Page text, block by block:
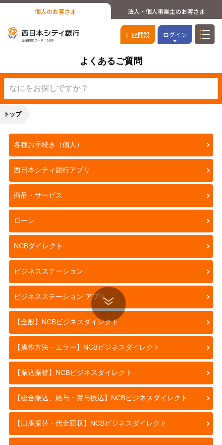
個人のお客さま 法人・個人事業主のお客さま
口座開設 ログイン
よくあるご質問
トップ
各種お手続き（個人）
西日本シティ銀行アプリ
商品・サービス
ローン
NCBダイレクト
ビジネスステーション
ビジネスステーション アプリ
【全般】NCBビジネスダイレクト
【操作方法・エラー】NCBビジネスダイレクト
【振込振替】NCBビジネスダイレクト
【総合振込、給与・賞与振込】NCBビジネスダイレクト
【口座振替・代金回収】NCBビジネスダイレクト